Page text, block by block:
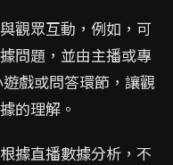
觀眾互動，例如，可
問題，並由主播或專
戲或問答環節，讓觀
的理解。
根據直播數據分析，不